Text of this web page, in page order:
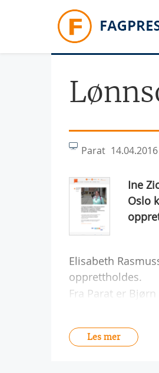
Parat 14.04.2016
Ine
Oslo
Elisabeth
opprettholdes.
Fra Parat er Bjørn
Les mer